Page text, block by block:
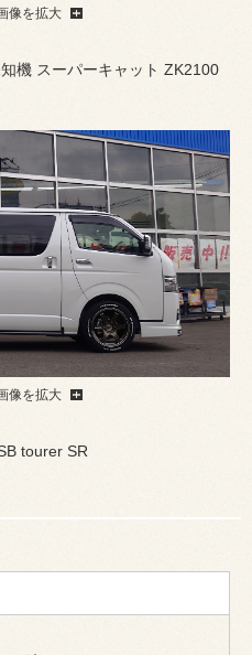
像を拡大
機 スーパーキャット ZK2100
像を拡大
tourer SR